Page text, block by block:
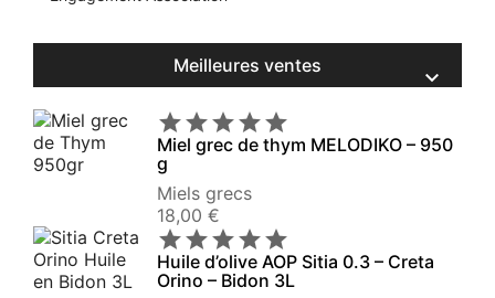
Meilleures ventes


Miel grec de thym MELODIKO – 950
g
Miels grecs
18,00 €

Huile d’olive AOP Sitia 0.3 – Creta
Orino – Bidon 3L